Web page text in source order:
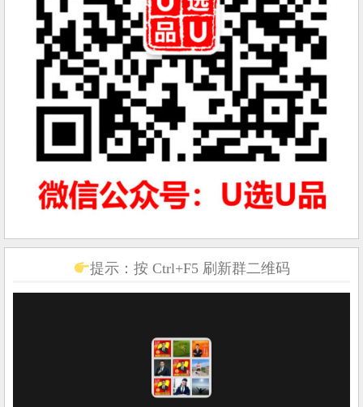
提示：按 Ctrl+F5 刷新群二维码